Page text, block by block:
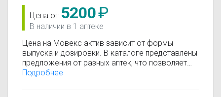
Цена от 5200₽
В наличии в 1 аптеке
Цена на Мовекс актив зависит от формы
выпуска и дозировки. В каталоге представлены
предложения от разных аптек, что позволяет
быстро найти, где купить Мовекс актив по
Подробнее